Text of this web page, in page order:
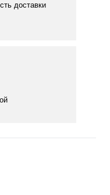
доставки